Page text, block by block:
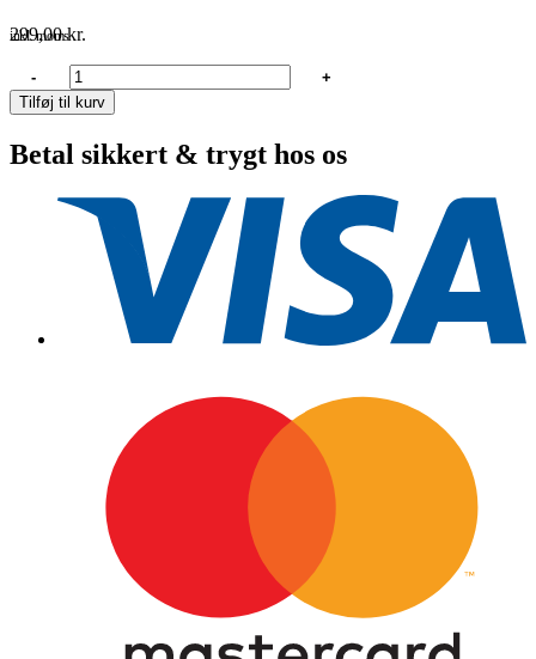
299,00kr.
inkl. moms
1852
Flagspil
i
75cm
-
+
Tilføj til kurv
Betal sikkert & trygt hos os